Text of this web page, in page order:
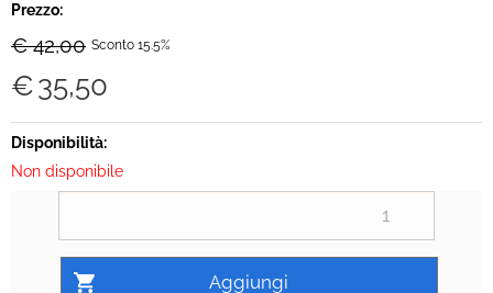
Prezzo:
€ 42,00 Sconto 15.5%
€35,50
Disponibilità:
Non disponibile